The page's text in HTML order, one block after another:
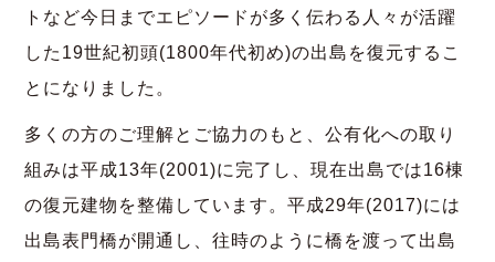
トなど今日までエピソードが多く伝わる人々が活躍
した19世紀初頭(1800年代初め)の出島を復元するこ
とになりました。
多くの方のご理解とご協力のもと、公有化への取り
組みは平成13年(2001)に完了し、現在出島では16棟
の復元建物を整備しています。平成29年(2017)には
出島表門橋が開通し、往時のように橋を渡って出島